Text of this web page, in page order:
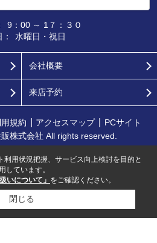
9：00 ～ 1７：３０
水曜日・祝日
会社概要
来店予約
規約 アクセスマップ
PCサイト
株式会社 All rights reserved.
用状況把握、サービス向上検討を目的と
しています。
いについて」 をご確認ください。
閉じる